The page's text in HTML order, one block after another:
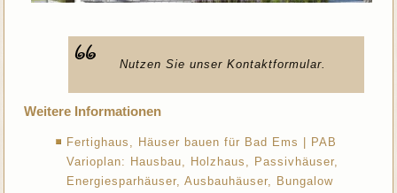
Nutzen Sie unser Kontaktformular.
Weitere Informationen
Fertighaus, Häuser bauen für Bad Ems | PAB
Varioplan: Hausbau, Holzhaus, Passivhäuser,
Energiesparhäuser, Ausbauhäuser, Bungalow